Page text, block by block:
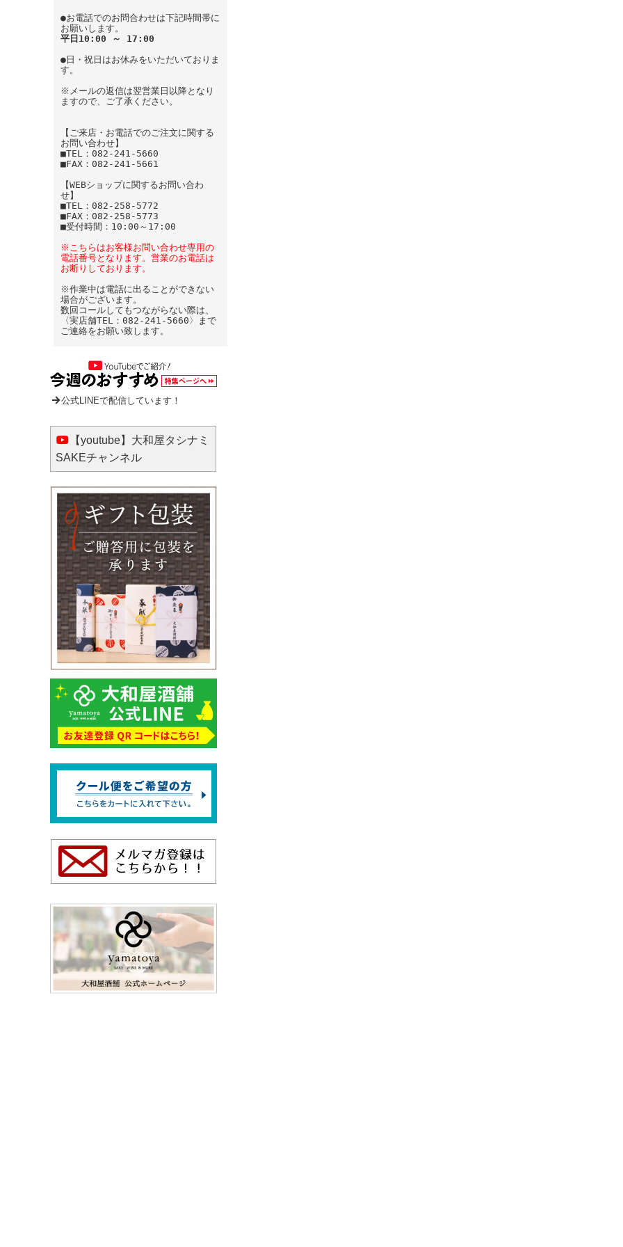
●お電話でのお問合わせは下記時間帯に
お願いします。
平日10:00 ～ 17:00
●日・祝日はお休みをいただいておりま
す。
※メールの返信は翌営業日以降となり
ますので、ご了承ください。
【ご来店・お電話でのご注文に関する
お問い合わせ】
■TEL：082-241-5660
■FAX：082-241-5661
【WEBショップに関するお問い合わ
せ】
■TEL：082-258-5772
■FAX：082-258-5773
■受付時間：10:00～17:00
※こちらはお客様お問い合わせ専用の
電話番号となります。営業のお電話は
お断りしております。
※作業中は電話に出ることができない
場合がございます。
数回コールしてもつながらない際は、
〈実店舗TEL：082-241-5660〉まで
ご連絡をお願い致します。
公式LINEで配信しています！
【youtube】大和屋タシナミ
SAKEチャンネル